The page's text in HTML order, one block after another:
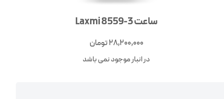
ساعت Laxmi 8559-3
28,200,000تومان
در انبار موجود نمی باشد